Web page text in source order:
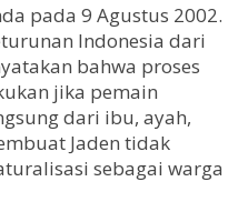
pada 9 Agustus 2002.
Indonesia dari
bahwa proses
jika pemain
dari ibu, ayah,
Jaden tidak
sebagai warga